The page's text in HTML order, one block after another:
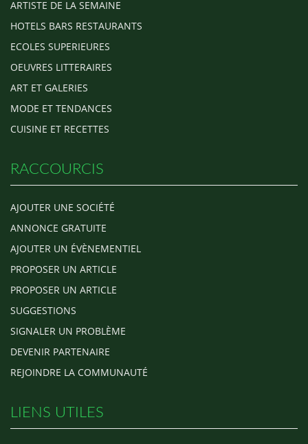
ARTISTE DE LA SEMAINE
HOTELS BARS RESTAURANTS
ECOLES SUPERIEURES
OEUVRES LITTERAIRES
ART ET GALERIES
MODE ET TENDANCES
CUISINE ET RECETTES
RACCOURCIS
AJOUTER UNE SOCIÉTÉ
ANNONCE GRATUITE
AJOUTER UN ÉVÈNEMENTIEL
PROPOSER UN ARTICLE
PROPOSER UN ARTICLE
SUGGESTIONS
SIGNALER UN PROBLÈME
DEVENIR PARTENAIRE
REJOINDRE LA COMMUNAUTÉ
LIENS UTILES